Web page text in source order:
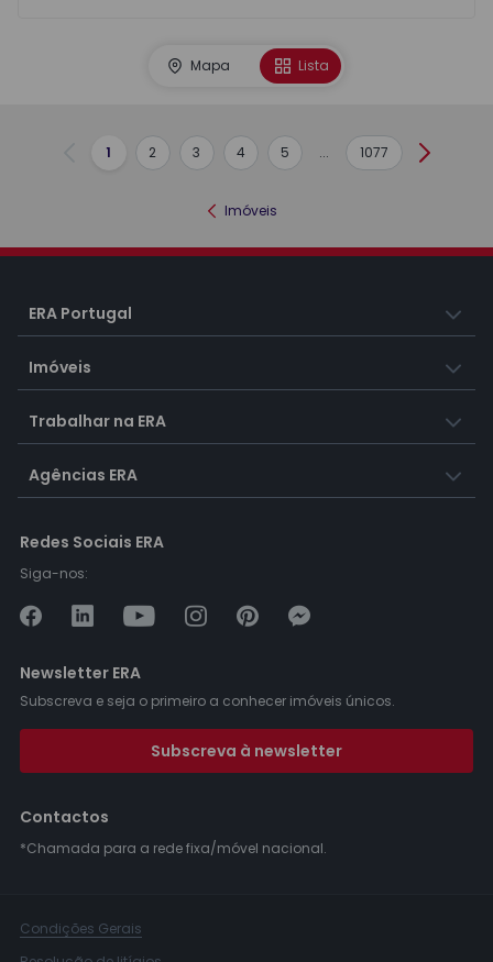
Mapa Lista
Anterior
1 2 3 4 5 ... 1077
Imóveis
ERA Portugal
Imóveis
Trabalhar na ERA
Agências ERA
Redes Sociais ERA
Siga-nos:
Newsletter ERA
Subscreva e seja o primeiro a conhecer imóveis únicos.
Subscreva à newsletter
Contactos
*Chamada para a rede fixa/móvel nacional.
Condições Gerais